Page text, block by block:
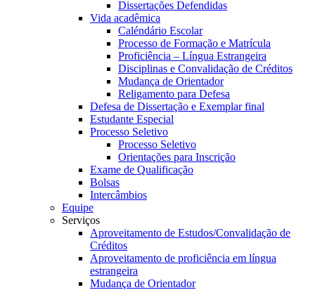
Dissertações Defendidas
Vida acadêmica
Caléndário Escolar
Processo de Formação e Matrícula
Proficiência – Língua Estrangeira
Disciplinas e Convalidação de Créditos
Mudança de Orientador
Religamento para Defesa
Defesa de Dissertação e Exemplar final
Estudante Especial
Processo Seletivo
Processo Seletivo
Orientações para Inscrição
Exame de Qualificação
Bolsas
Intercâmbios
Equipe
Serviços
Aproveitamento de Estudos/Convalidação de
Créditos
Aproveitamento de proficiência em língua
estrangeira
Mudança de Orientador